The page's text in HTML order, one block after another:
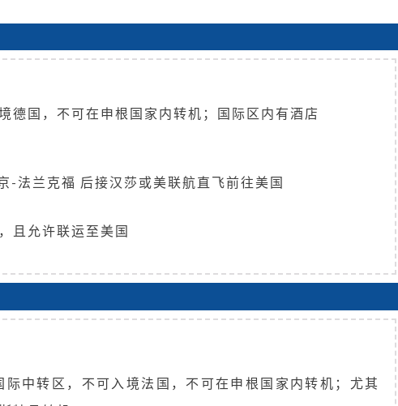
德国，不可在申根国家内转机；国际区内有酒店
-法兰克福 后接汉莎或美联航直飞前往美国
且允许联运至美国
中转区，不可入境法国，不可在申根国家内转机；尤其